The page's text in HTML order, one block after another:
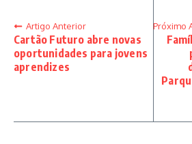
Artigo Anterior
Cartão Futuro abre novas
oportunidades para jovens
aprendizes
Próximo